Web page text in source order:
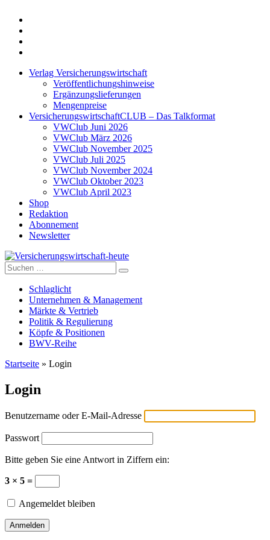
Verlag Versicherungswirtschaft
Veröffentlichungshinweise
Ergänzungslieferungen
Mengenpreise
VersicherungswirtschaftCLUB – Das Talkformat
VWClub Juni 2026
VWClub März 2026
VWClub November 2025
VWClub Juli 2025
VWClub November 2024
VWClub Oktober 2023
VWClub April 2023
Shop
Redaktion
Abonnement
Newsletter
Versicherungswirtschaft-heute
Suche
nach:
Schlaglicht
Unternehmen & Management
Märkte & Vertrieb
Politik & Regulierung
Köpfe & Positionen
BWV-Reihe
Startseite » Login
Login
Benutzername oder E-Mail-Adresse
Passwort
Bitte geben Sie eine Antwort in Ziffern ein:
3 × 5 =
Angemeldet bleiben